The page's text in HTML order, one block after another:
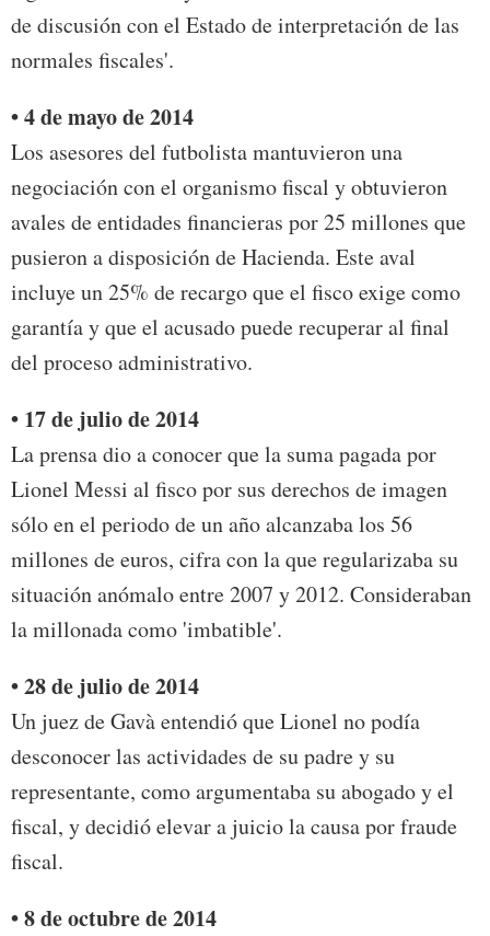
de discusión con el Estado de interpretación de las
normales fiscales'.
• 4 de mayo de 2014
Los asesores del futbolista mantuvieron una
negociación con el organismo fiscal y obtuvieron
avales de entidades financieras por 25 millones que
pusieron a disposición de Hacienda. Este aval
incluye un 25% de recargo que el fisco exige como
garantía y que el acusado puede recuperar al final
del proceso administrativo.
• 17 de julio de 2014
La prensa dio a conocer que la suma pagada por
Lionel Messi al fisco por sus derechos de imagen
sólo en el periodo de un año alcanzaba los 56
millones de euros, cifra con la que regularizaba su
situación anómalo entre 2007 y 2012. Consideraban
la millonada como 'imbatible'.
• 28 de julio de 2014
Un juez de Gavà entendió que Lionel no podía
desconocer las actividades de su padre y su
representante, como argumentaba su abogado y el
fiscal, y decidió elevar a juicio la causa por fraude
fiscal.
• 8 de octubre de 2014